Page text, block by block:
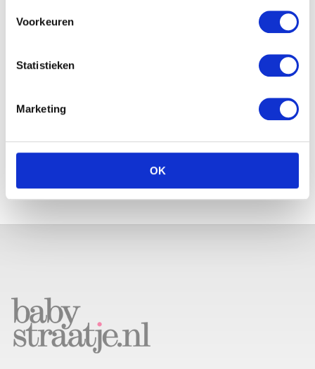
Voorkeuren
Statistieken
Marketing
OK
STARTEN MET SPORTEN NA JE
ZWANGERSCHAP. EEN AANTAL
CONCRETE TIPS HOE JE DIT
IN SHAPE NA DE BEVALLING?
ZÓNDER ALLERLEI ZWARE
SPORTOEFENINGEN